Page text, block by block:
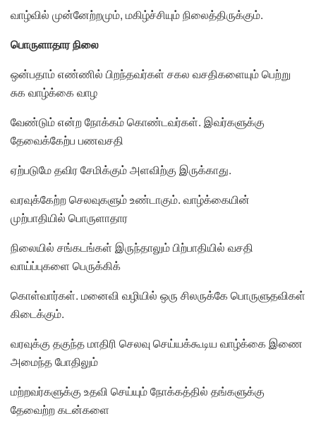
வாழ்வில் முன்னேற்றமும், மகிழ்ச்சியும் நிலைத்திருக்கும்.
பொருளாதார நிலை
ஒன்பதாம் எண்ணில் பிறந்தவர்கள் சகல வசதிகளையும் பெற்று
சுக வாழ்க்கை வாழ
வேண்டும் என்ற நோக்கம் கொண்டவர்கள். இவர்களுக்கு
தேவைக்கேற்ப பணவசதி
ஏற்படுமே தவிர சேமிக்கும் அளவிற்கு இருக்காது.
வரவுக்கேற்ற செலவுகளும் உண்டாகும். வாழ்க்கையின்
முற்பாதியில் பொருளாதார
நிலையில் சங்கடங்கள் இருந்தாலும் பிற்பாதியில் வசதி
வாய்ப்புகளை பெருக்கிக்
கொள்வார்கள். மனைவி வழியில் ஒரு சிலருக்கே பொருளுதவிகள்
கிடைக்கும்.
வரவுக்கு தகுந்த மாதிரி செலவு செய்யக்கூடிய வாழ்க்கை இணை
அமைந்த போதிலும்
மற்றவர்களுக்கு உதவி செய்யும் நோக்கத்தில் தங்களுக்கு
தேவைற்ற கடன்களை